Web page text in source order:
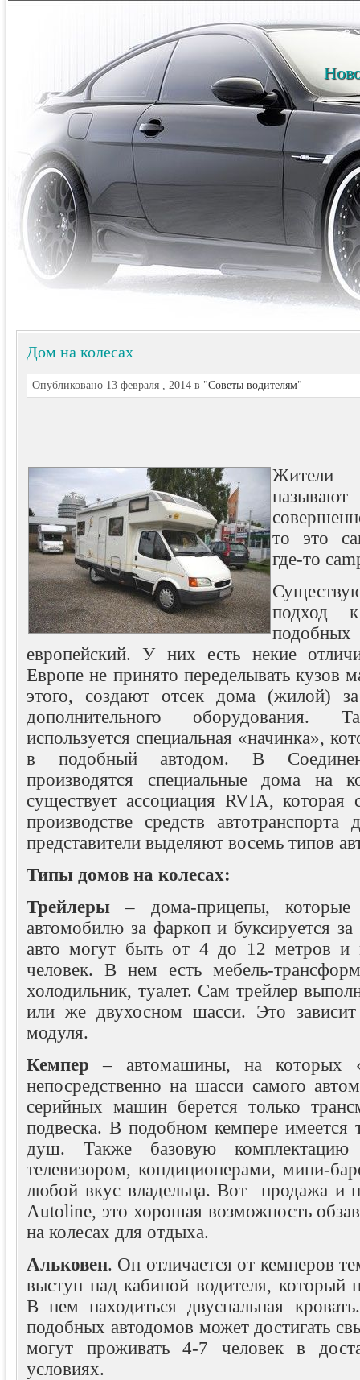
Дом на колесах
Опубликовано 13 февраля , 2014 в "Советы водителям"
то это
где-то
подход к
европейский. У них есть некие
Европе не принято переделывать
этого, создают отсек дома (жилой) за
дополнительного
используется специальная «начинка»,
в подобный автодом. В
производятся специальные дома на
существует ассоциация RVIA, которая
производстве средств
представители выделяют восемь типов
Типы домов на колесах:
Трейлеры – дома-прицепы, которые
автомобилю за фаркоп и буксируется
авто могут быть от 4 до 12 метров и
человек. В нем есть мебель-
холодильник, туалет. Сам трейлер
или же двухосном шасси. Это
модуля.
Кемпер – автомашины, на которых
непосредственно на шасси самого
серийных машин берется только
подвеска. В подобном кемпере имеется
душ. Также базовую
телевизором, кондиционерами, мини-
любой вкус владельца. Вот продажа и
Autoline, это хорошая возможность
на колесах для отдыха.
Альковен. Он отличается от кемперов
выступ над кабиной водителя, который
В нем находиться двуспальная
подобных автодомов может достигать
могут проживать 4-7 человек в
условиях.